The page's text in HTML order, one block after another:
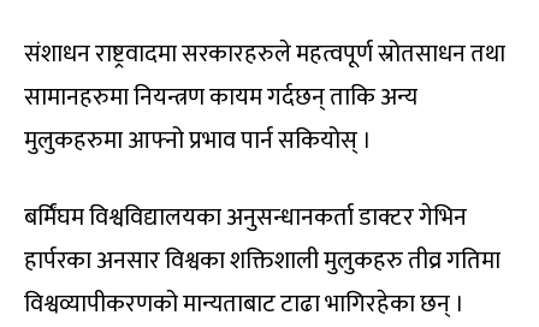
संशाधन राष्ट्रवादमा सरकारहरुले महत्वपूर्ण स्रोतसाधन तथा
सामानहरुमा नियन्त्रण कायम गर्दछन् ताकि अन्य
मुलुकहरुमा आफ्नो प्रभाव पार्न सकियोस् ।
बर्मिंघम विश्वविद्यालयका अनुसन्धानकर्ता डाक्टर गेभिन
हार्परका अनसार विश्वका शक्तिशाली मुलुकहरु तीव्र गतिमा
विश्वव्यापीकरणको मान्यताबाट टाढा भागिरहेका छन् ।